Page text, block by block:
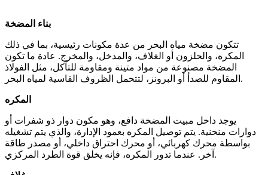
بناء المضخة
تتكون مضخة مياه البحر من عدة مكونات رئيسية، بما في ذلك
المكره، والحلزون أو الغلاف، والمدخل، والمخرج. عادة ما تكون
المضخة مصنوعة من مواد متينة ومقاومة للتآكل، مثل الفولاذ
المقاوم للصدأ أو البرونز، لتتحمل الظروف القاسية لمياه البحر.
المكره
يوجد داخل مبيت المضخة دافع، وهو مكون دوار ذو شفرات أو
دوارات منحنية. يتم توصيل المكره بعمود الإدارة، والذي يتم تشغيله
بواسطة محرك كهربائي، أو محرك احتراق داخلي، أو مصدر طاقة
آخر. عندما تدور المكره، فإنه يخلق قوة الطرد المركزي.